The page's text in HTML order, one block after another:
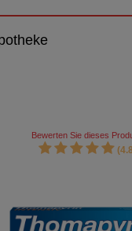
Bewerten Sie dieses